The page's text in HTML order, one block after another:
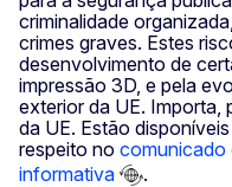
criminalidade
crimes graves. Estes
desenvolvimento de
impressão 3D, e pela
exterior da UE. Importa,
da UE. Estão
respeito no comunicado
informativa
.